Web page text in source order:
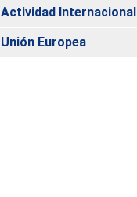
Actividad Internacional
Unión Europea